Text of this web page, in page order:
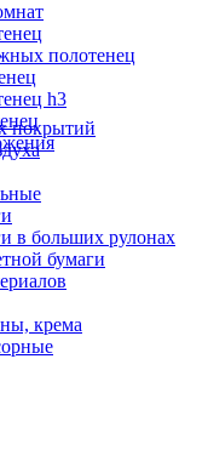
полотенец
h3
покрытий
в больших рулонах
бумаги
крема